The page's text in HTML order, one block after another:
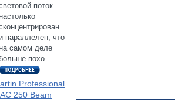
поток
настолько
и параллелен, что
на самом деле
похо
Professional
250 Beam